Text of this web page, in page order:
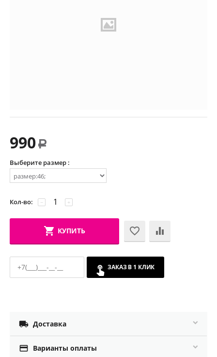
990 Р
Выберите размер :
Кол-во: +
−
КУПИТЬ
ЗАКАЗ В 1 КЛИК
 Доставка
 Варианты оплаты